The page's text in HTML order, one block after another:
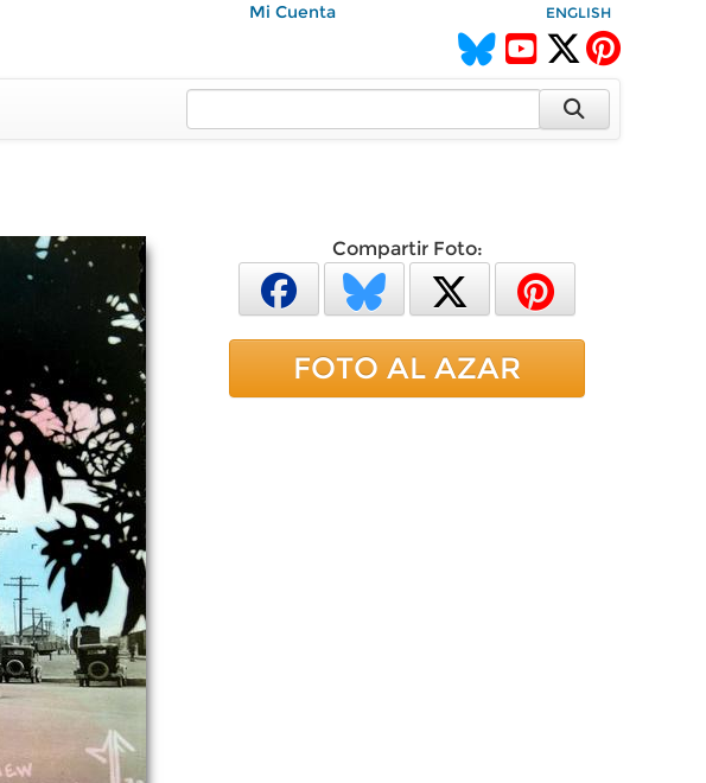
Mi Cuenta ENGLISH
Compartir Foto:
FOTO AL AZAR